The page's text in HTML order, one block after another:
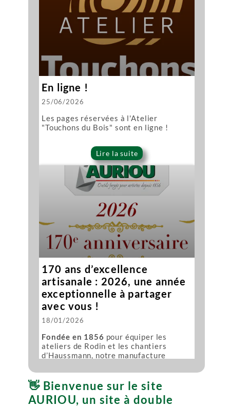
En ligne !
25/06/2026
Les pages réservées à l'Atelier
"Touchons du Bois" sont en ligne !
Lire la suite
170 ans d’excellence
artisanale : 2026, une année
exceptionnelle à partager
avec vous !
18/01/2026
Fondée en 1856 pour équiper les
ateliers de Rodin et les chantiers
d’Haussmann, notre manufacture
Unehistoire unique , des événements à
venir… et vous en faites partie !
👋 Bienvenue sur le site
AURIOU, un site à double